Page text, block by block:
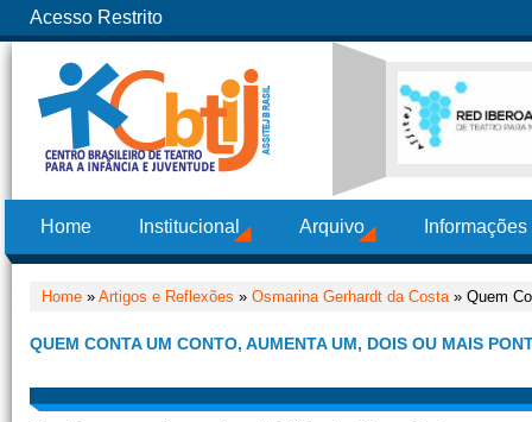
Acesso Restrito
Home Institucional Arquivo
Home » Artigos e Reflexões » Osmarina Gerhardt da Costa» Quem
QUEM CONTA UM CONTO, AUMENTA UM, DOIS OU MAIS